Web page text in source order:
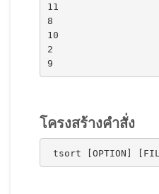
11
8
10
2
9
โครงสร้างคำสั่ง